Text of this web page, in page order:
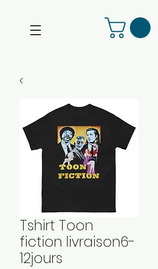
Tshirt Toon
fiction livraison6-
12jours